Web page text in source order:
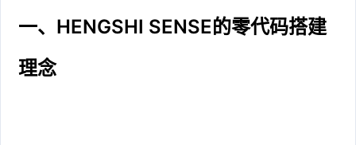
一、HENGSHI SENSE的零代码搭建
理念